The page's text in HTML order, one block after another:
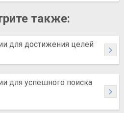
также:
для достижения целей
для успешного поиска